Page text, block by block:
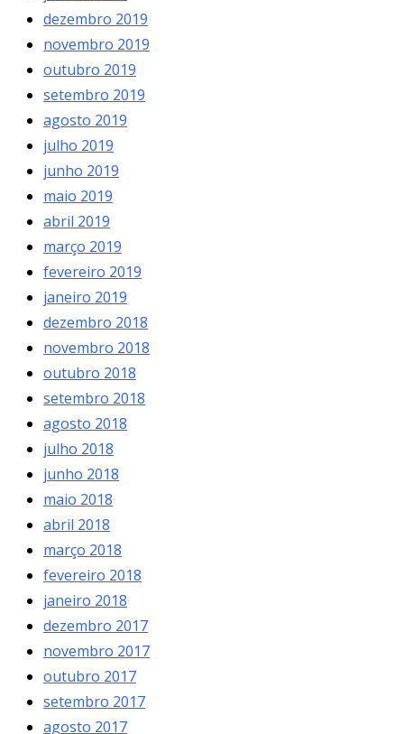
dezembro 2019
novembro 2019
outubro 2019
setembro 2019
agosto 2019
julho 2019
junho 2019
maio 2019
abril 2019
março 2019
fevereiro 2019
janeiro 2019
dezembro 2018
novembro 2018
outubro 2018
setembro 2018
agosto 2018
julho 2018
junho 2018
maio 2018
abril 2018
março 2018
fevereiro 2018
janeiro 2018
dezembro 2017
novembro 2017
outubro 2017
setembro 2017
agosto 2017